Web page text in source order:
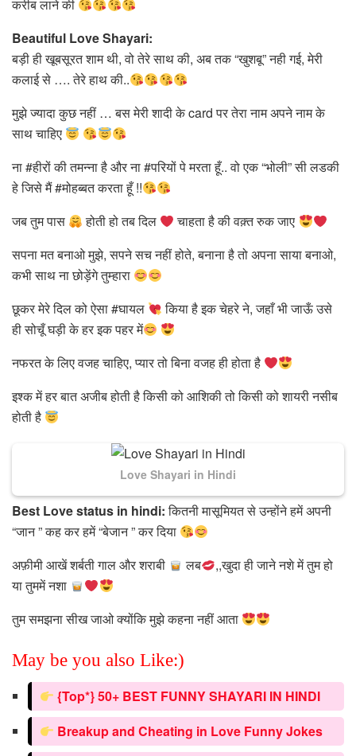
करीब लाने की
Beautiful Love Shayari:
बड़ी ही खूबसूरत शाम थी, वो तेरे साथ की, अब तक “खुशबू” नही गई, मेरी
कलाई से …. तेरे हाथ की..
मुझे ज्यादा कुछ नहीं … बस मेरी शादी के card पर तेरा नाम अपने नाम के
साथ चाहिए
ना #हीरों की तमन्ना है और ना #परियों पे मरता हूँ.. वो एक “भोली” सी लडकी
हे जिसे मैं #मोहब्बत करता हूँ !!
जब तुम पास
होती हो तब दिल
चाहता है की वक़्त रुक जाए
सपना मत बनाओ मुझे, सपने सच नहीं होते, बनाना है तो अपना साया बनाओ,
कभी साथ ना छोड़ेंगे तुम्हारा
छूकर मेरे दिल को ऐसा #घायल
किया है इक चेहरे ने, जहाँ भी जाऊँ उसे
ही सोचूँ घड़ी के हर इक पहर में
नफरत के लिए वजह चाहिए, प्यार तो बिना वजह ही होता है
इश्क में हर बात अजीब होती है किसी को आशिकी तो किसी को शायरी नसीब
होती है
Love Shayari in Hindi
Best Love status in hindi:कितनी मासूमियत से उन्होंने हमें अपनी
“जान ” कह कर हमें “बेजान ” कर दिया
अफ़ीमी आखें शर्बती गाल और शराबी
लब
,,खुदा ही जाने नशे में तुम हो
या तुममें नशा
तुम समझना सीख जाओ क्योंकि मुझे कहना नहीं आता
May be you also Like:)
{Top*} 50+ BEST FUNNY SHAYARI IN HINDI
Breakup and Cheating in Love Funny Jokes